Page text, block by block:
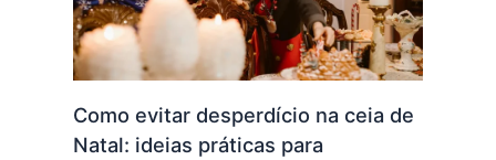
Como evitar desperdício na ceia de
Natal: ideias práticas para